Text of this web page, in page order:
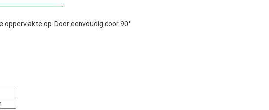
op. Door eenvoudig door 90°